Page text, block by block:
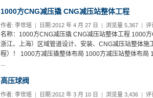
1000方CNG减压撬 CNG减压站整体工程
作者: 李世瑶 | 日期:2012 年 4 月 27 日 | 浏览量 5,367 | 评
名称：1000方CNG减压撬 CNG减压站整体工程 1000
浙江、上海）区域管道设计、安装、CNG减压站整体施
程）！ 1000方减压撬整体布局 1000方减压站整体布局
...
高压球阀
作者: 李世瑶 | 日期:2012 年 3 月 10 日 | 浏览量 3,436 | 评